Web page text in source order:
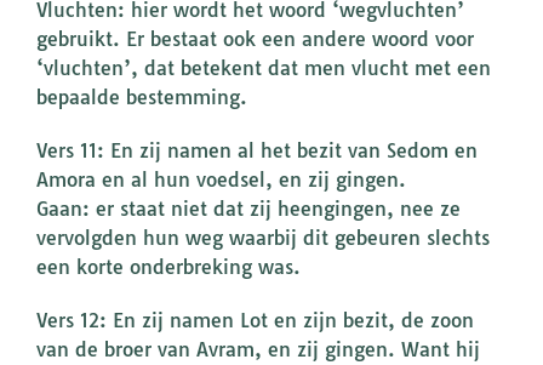
Vluchten: hier wordt het woord ‘wegvluchten’
gebruikt. Er bestaat ook een andere woord voor
‘vluchten’, dat betekent dat men vlucht met een
bepaalde bestemming.
Vers 11: En zij namen al het bezit van Sedom en
Amora en al hun voedsel, en zij gingen.
Gaan: er staat niet dat zij heengingen, nee ze
vervolgden hun weg waarbij dit gebeuren slechts
een korte onderbreking was.
Vers 12: En zij namen Lot en zijn bezit, de zoon
van de broer van Avram, en zij gingen. Want hij